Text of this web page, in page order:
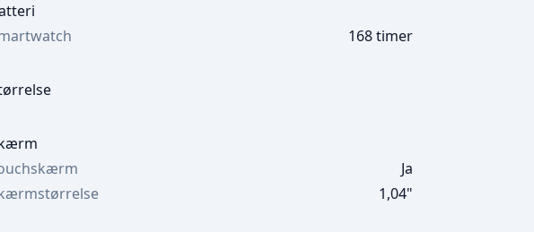
168 timer
Ja
1,04"